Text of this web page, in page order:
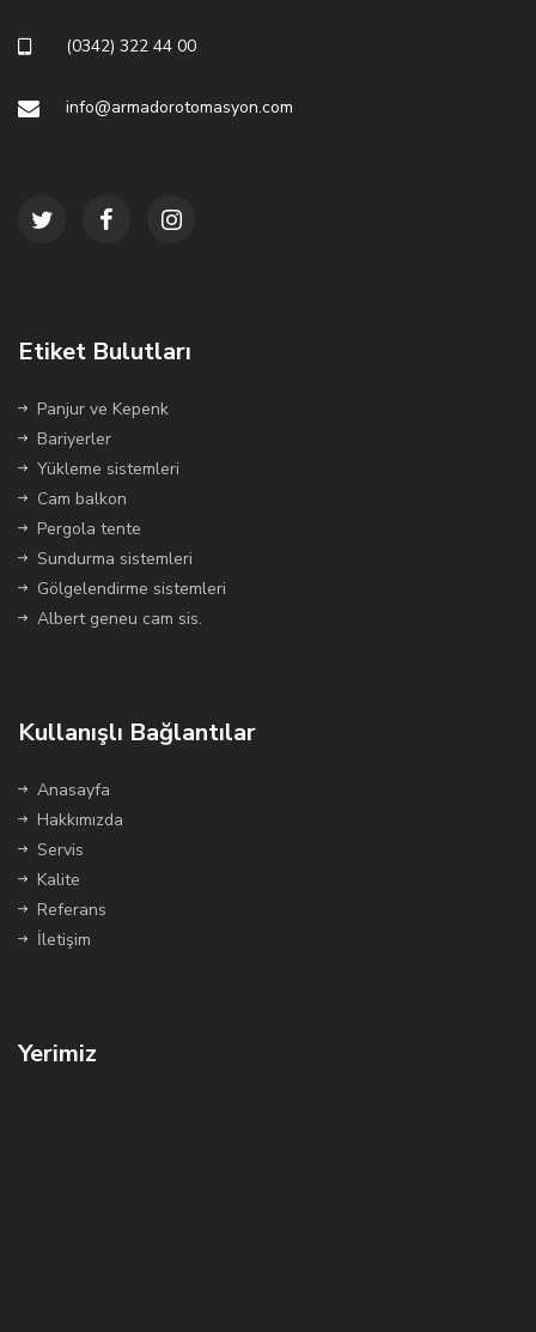
(0342) 322 44 00
info@armadorotomasyon.com
Etiket Bulutları
Panjur ve Kepenk
Bariyerler
Yükleme sistemleri
Cam balkon
Pergola tente
Sundurma sistemleri
Gölgelendirme sistemleri
Albert geneu cam sis.
Kullanışlı Bağlantılar
Anasayfa
Hakkımızda
Servis
Kalite
Referans
İletişim
Yerimiz